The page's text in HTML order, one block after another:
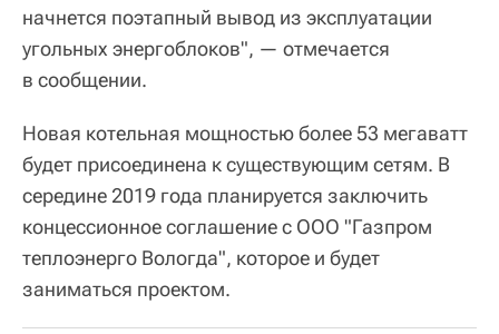
начнется поэтапный вывод из эксплуатации
угольных энергоблоков", — отмечается
в сообщении.
Новая котельная мощностью более 53 мегаватт
будет присоединена к существующим сетям. В
середине 2019 года планируется заключить
концессионное соглашение с ООО "Газпром
теплоэнерго Вологда", которое и будет
заниматься проектом.